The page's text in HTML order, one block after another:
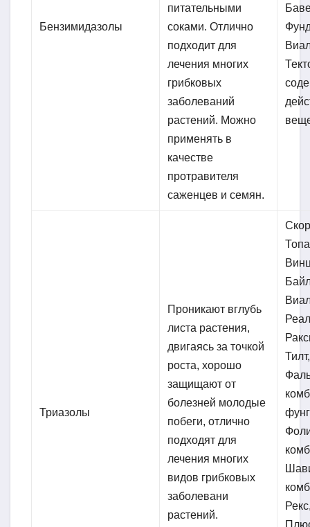
Бензимидазолы
питательными
соками. Отлично
подходит для
лечения многих
грибковых
заболеваний
растений. Можно
применять в
качестве
протравителя
саженцев и семян.
Триазолы
Проникают вглубь
листа растения,
двигаясь за точкой
роста, хорошо
защищают от
болезней молодые
побеги, отлично
подходят для
лечения многих
видов грибковых
заболевани
растений.